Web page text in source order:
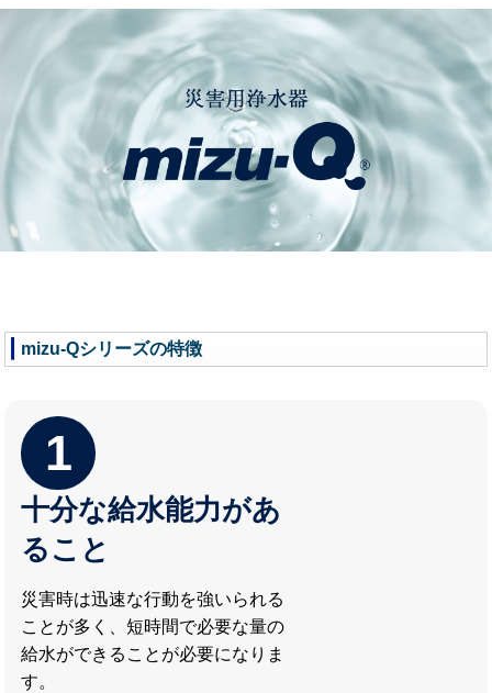
mizu-Qシリーズの特徴
1
十分な給水能力があ
ること
災害時は迅速な行動を強いられる
ことが多く、短時間で必要な量の
給水ができることが必要になりま
す。